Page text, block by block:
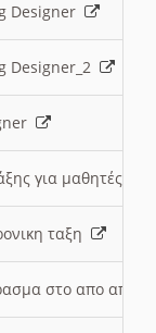
Designer
Designer_2
για μαθητές
ταξη
στο απο